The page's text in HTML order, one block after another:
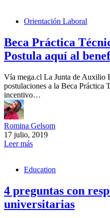
Orientación Laboral
Beca Práctica
Postula aquí al
Vía mega.cl La Junta de Auxilio
postulaciones a la Beca Práctica
incentivo…
Romina Gelsom
17 julio, 2019
Leer más
Education
4 preguntas con
universitarias